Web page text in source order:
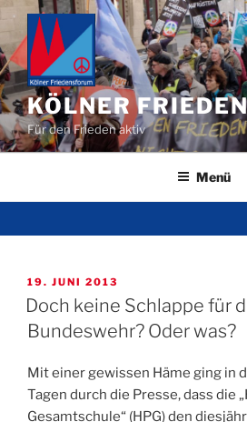
Zum
Inhalt
springen
KÖLNER
Für den Frieden aktiv
Menü
VERÖFFENTLICHT
AM
19. JUNI 2013
Doch keine Schlappe für
Bundeswehr? Oder was?
Mit einer gewissen Häme ging in
Tagen durch die Presse, dass die
Gesamtschule“ (HPG) den